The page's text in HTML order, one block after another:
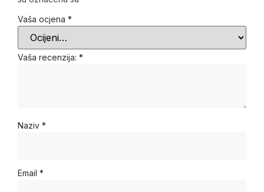
Vaša ocjena *
Vaša recenzija: *
Naziv *
Email *